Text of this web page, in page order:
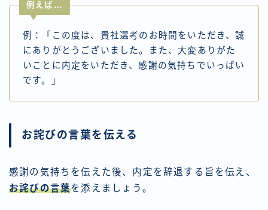
例えば…
例：「この度は、貴社選考のお時間をいただき、誠
にありがとうございました。また、大変ありがた
いことに内定をいただき、感謝の気持ちでいっぱい
です。」
お詫びの言葉を伝える
感謝の気持ちを伝えた後、内定を辞退する旨を伝え、
お詫びの言葉を添えましょう。